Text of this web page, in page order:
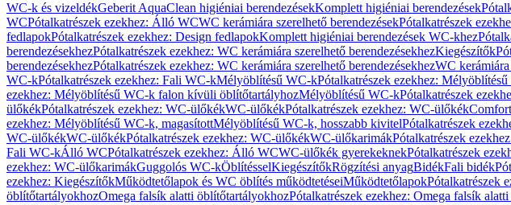
WC-k és vizeldékGeberit AquaClean higiéniai berendezésekKomplett higiéniai berendezések
WCPótalkatrészek ezekhez: Álló WCWC kerámiára szerelhető berendezésekPótalkatrészek
fedlapokPótalkatrészek ezekhez: Design fedlapokKomplett higiéniai berendezések WC-khez
berendezésekhezPótalkatrészek ezekhez: WC kerámiára szerelhető berendezésekhezKiegészítők
berendezésekhezPótalkatrészek ezekhez: WC kerámiára szerelhető berendezésekhezWC kerámiára
WC-kPótalkatrészek ezekhez: Fali WC-kMélyöblítésű WC-kPótalkatrészek ezekhez:
ezekhez: Mélyöblítésű WC-k falon kívüli öblítőtartályhozMélyöblítésű WC-kPótalkatrészek
ülőkékPótalkatrészek ezekhez: WC-ülőkékWC-ülőkékPótalkatrészek ezekhez: WC-ülőkék
ezekhez: Mélyöblítésű WC-k, magasítottMélyöblítésű WC-k, hosszabb kivitelPótalkatrészek
WC-ülőkékWC-ülőkékPótalkatrészek ezekhez: WC-ülőkékWC-ülőkarimákPótalkatrészek
Fali WC-kÁlló WCPótalkatrészek ezekhez: Álló WCWC-ülőkék gyerekeknekPótalkatrészek
ezekhez: WC-ülőkarimákGuggolós WC-kÖblítésselKiegészítőkRögzítési anyagBidékFali bidék
ezekhez: KiegészítőkMűködtetőlapok és WC öblítés működtetéseiMűködtetőlapokPótalkatrészek
öblítőtartályokhozOmega falsík alatti öblítőtartályokhozPótalkatrészek ezekhez: Omega falsík